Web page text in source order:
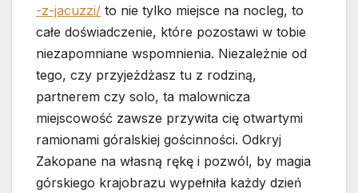
-z-jacuzzi/ to nie tylko miejsce na nocleg, to
całe doświadczenie, które pozostawi w tobie
niezapomniane wspomnienia. Niezależnie od
tego, czy przyjeżdżasz tu z rodziną,
partnerem czy solo, ta malownicza
miejscowość zawsze przywita cię otwartymi
ramionami góralskiej gościnności. Odkryj
Zakopane na własną rękę i pozwól, by magia
górskiego krajobrazu wypełniła każdy dzień